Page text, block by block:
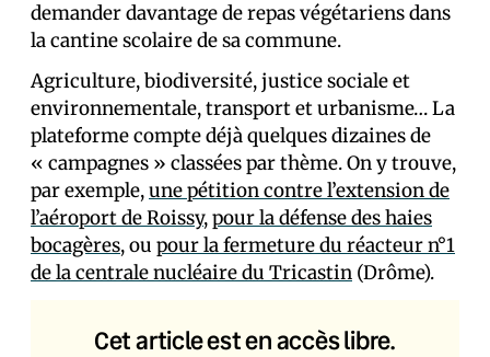
demander davantage de repas végétariens dans
la cantine scolaire de sa commune.
Agriculture, biodiversité, justice sociale et
environnementale, transport et urbanisme… La
plateforme compte déjà quelques dizaines de
« campagnes » classées par thème. On y trouve,
par exemple,une pétition contre l’extension de
l’aéroport de Roissy,pour la défense des haies
bocagères, ou pour la fermeture du réacteur n°1
de la centrale nucléaire du Tricastin (Drôme).
Cet article est en accès libre.